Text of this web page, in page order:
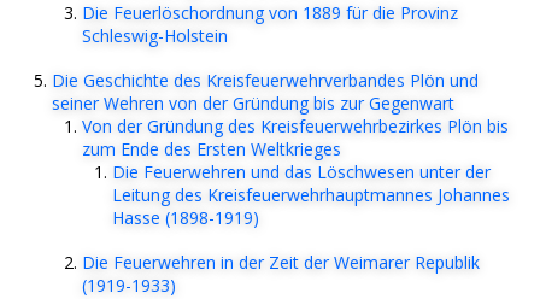
Die Feuerlöschordnung von 1889 für die Provinz
Schleswig-Holstein
Die Geschichte des Kreisfeuerwehrverbandes Plön und
seiner Wehren von der Gründung bis zur Gegenwart
Von der Gründung des Kreisfeuerwehrbezirkes Plön bis
zum Ende des Ersten Weltkrieges
Die Feuerwehren und das Löschwesen unter der
Leitung des Kreisfeuerwehrhauptmannes Johannes
Hasse (1898-1919)
Die Feuerwehren in der Zeit der Weimarer Republik
(1919-1933)